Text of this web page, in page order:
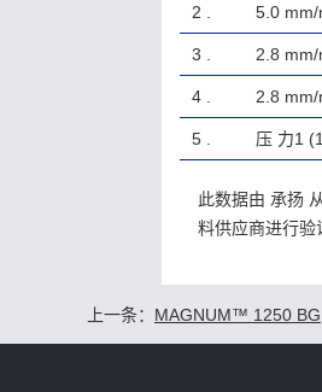
2 . 5.0 mm/
3 . 2.8 mm/
4 . 2.8 mm/
5 . 压 力1
此数据由 承扬
料供应商进行验
上一条： MAGNUM™ 1250 BG